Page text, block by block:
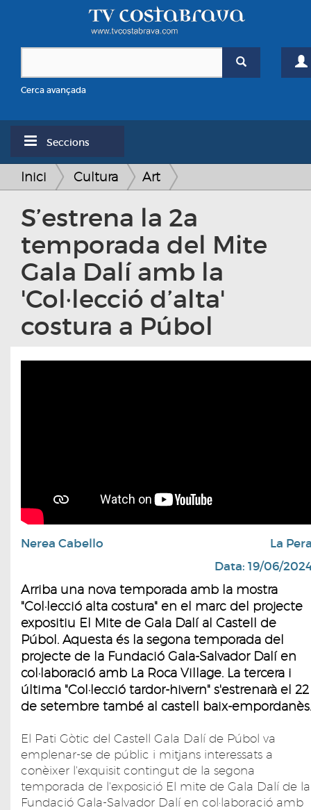
Cerca avançada
Seccions
Inici Cultura Art
S’estrena la 2a
temporada del Mite
Gala Dalí amb la
'Col·lecció d’alta'
costura a Púbol
Nerea Cabello
La
Data: 19/06/
Arriba una nova temporada amb la mostra
"Col·lecció alta costura" en el marc del projecte
expositiu El Mite de Gala Dalí al Castell de
Púbol. Aquesta és la segona temporada del
projecte de la Fundació Gala-Salvador Dalí en
col·laboració amb La Roca Village. La tercera i
última "Col·lecció tardor-hivern" s'estrenarà el 22
de setembre també al castell baix-empordanès.
El Pati Gòtic del Castell Gala Dalí de Púbol va
emplenar-se de públic i mitjans interessats a
conèixer l'exquisit contingut de la segona
temporada de l'exposició El mite de Gala Dalí de la
Fundació Gala-Salvador Dalí en col·laboració amb